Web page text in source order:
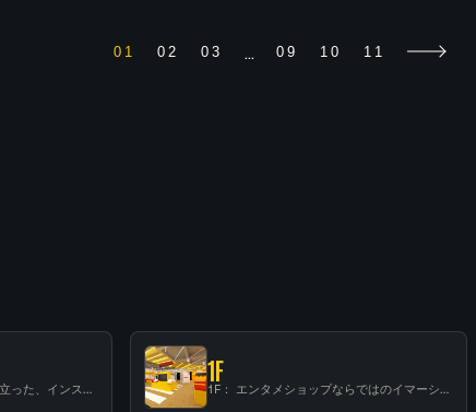
01 02 03 09 10 11
B1F: 数々のアーティストが立った、インストアイベントの聖地！
1F
1F： エンタメショップならではのイマーシブ空間